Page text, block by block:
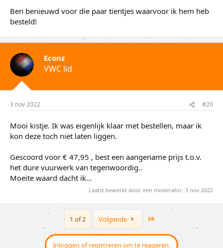
Ben benieuwd voor die paar tientjes waarvoor ik hem heb
besteld!
Econz
VWC lid
3 nov 2022 #20
Mooi kistje. Ik was eigenlijk klaar met bestellen, maar ik
kon deze toch niet laten liggen.
Gescoord voor € 47,95 , best een aangename prijs t.o.v.
het dure vuurwerk van tegenwoordig..
Moeite waard dacht ik...
Laatst bewerkt door een moderator: 3 nov 2022
1 of 2 Volgende
Inloggen of registreren om te reageren.